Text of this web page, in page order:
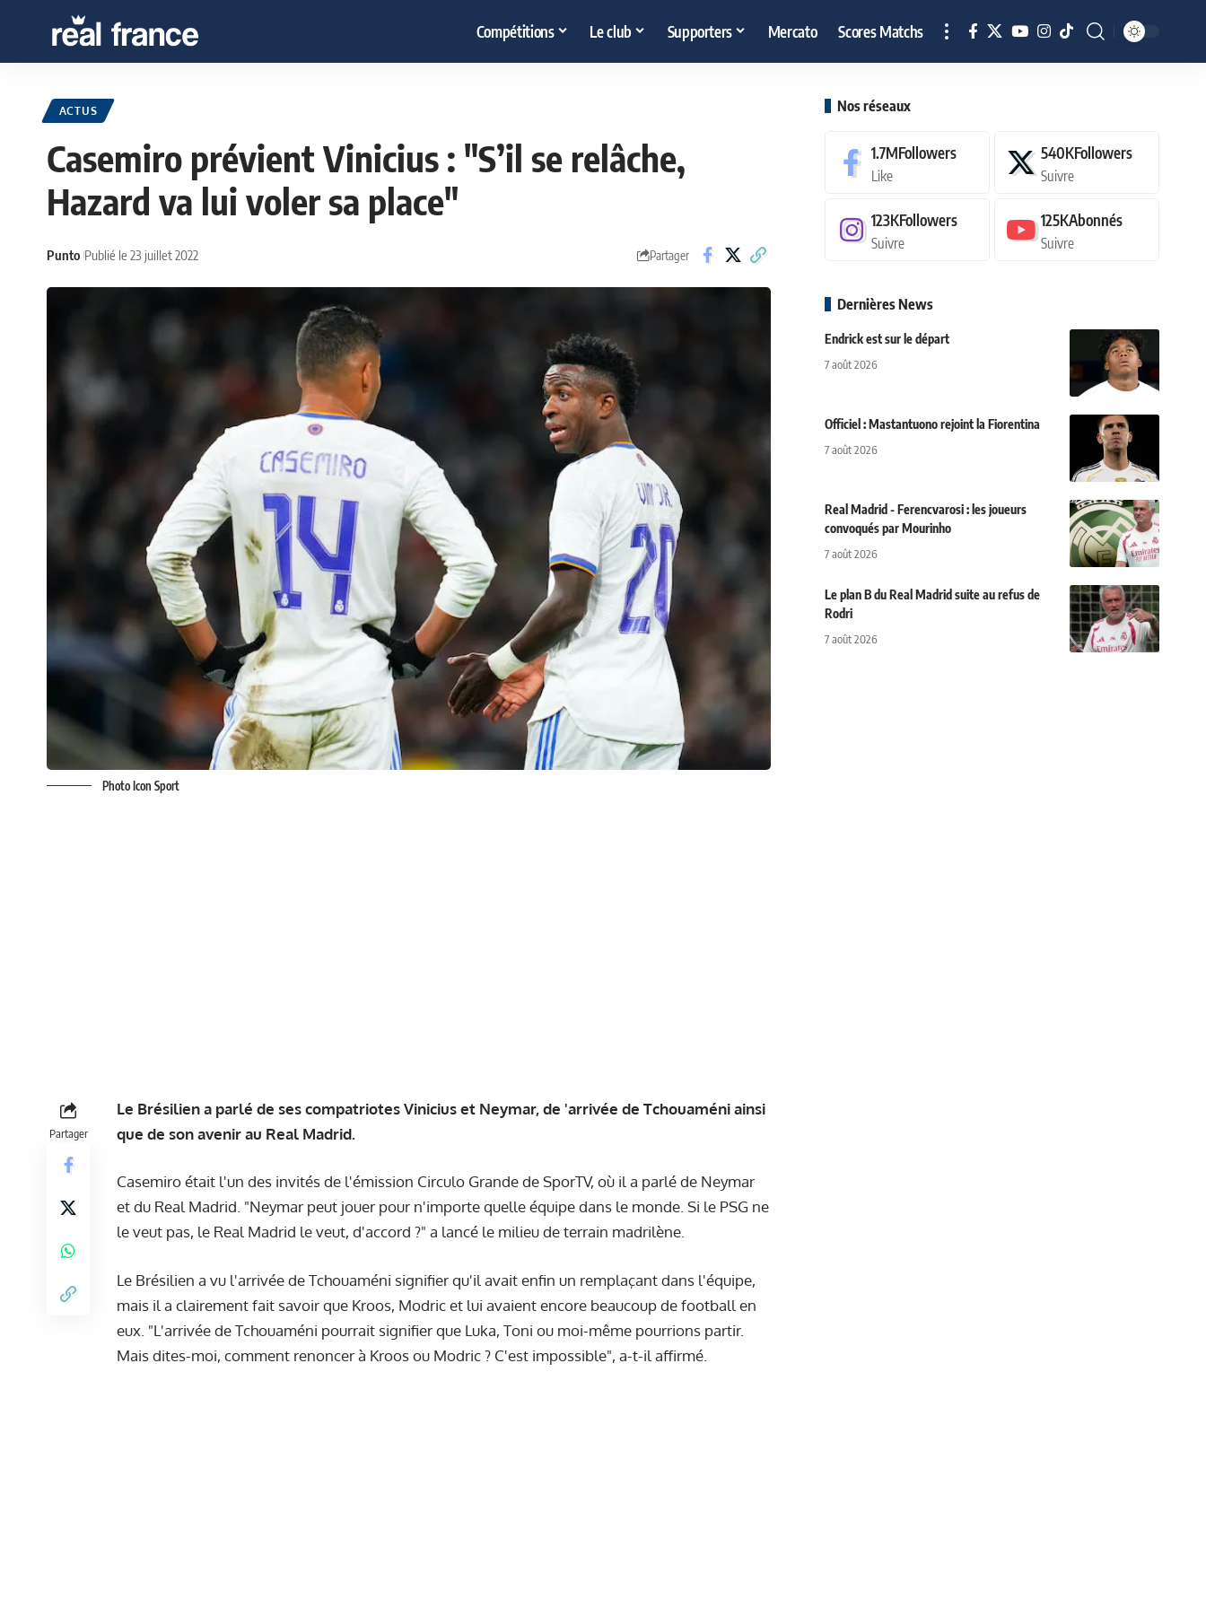
Compétitions Le club Supporters Mercato Scores Matchs
ACTUS
Casemiro prévient Vinicius : "S’il se relâche,
Hazard va lui voler sa place"
Punto Publié le 23 juillet 2022 Partager
Photo Icon Sport
Partager
Le Brésilien a parlé de ses compatriotes Vinicius et Neymar, de 'arrivée de Tchouaméni ainsi
que de son avenir au Real Madrid.
Casemiro était l'un des invités de l'émission Circulo Grande de SporTV, où il a parlé de Neymar
et du Real Madrid. "Neymar peut jouer pour n'importe quelle équipe dans le monde. Si le PSG ne
le veut pas, le Real Madrid le veut, d'accord ?" a lancé le milieu de terrain madrilène.
Le Brésilien a vu l'arrivée de Tchouaméni signifier qu'il avait enfin un remplaçant dans l'équipe,
mais il a clairement fait savoir que Kroos, Modric et lui avaient encore beaucoup de football en
eux. "L'arrivée de Tchouaméni pourrait signifier que Luka, Toni ou moi-même pourrions partir.
Mais dites-moi, comment renoncer à Kroos ou Modric ? C'est impossible", a-t-il affirmé.
Nos réseaux
1.7MFollowers
Like
540KFollowers
Suivre
123KFollowers
Suivre
125KAbonnés
Suivre
Dernières News
Endrick est sur le départ
7 août 2026
Officiel : Mastantuono rejoint la Fiorentina
7 août 2026
Real Madrid - Ferencvarosi : les joueurs
convoqués par Mourinho
7 août 2026
Le plan B du Real Madrid suite au refus de
Rodri
7 août 2026